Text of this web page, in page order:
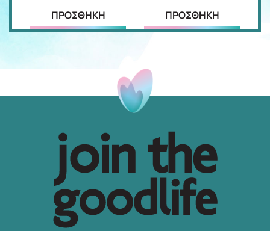
ΠΡΟΣΘΗΚΗ ΠΡΟΣΘΗΚΗ